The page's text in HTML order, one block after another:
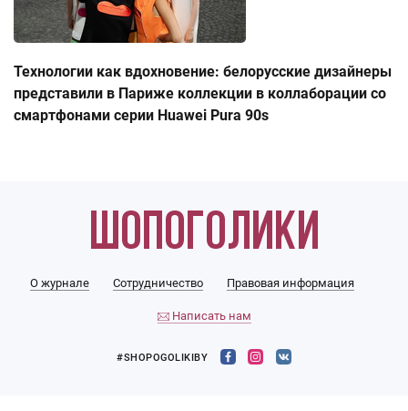
Технологии как вдохновение: белорусские дизайнеры
представили в Париже коллекции в коллаборации со
смартфонами серии Huawei Pura 90s
О журнале Сотрудничество Правовая информация
Написать нам
#SHOPOGOLIKIBY